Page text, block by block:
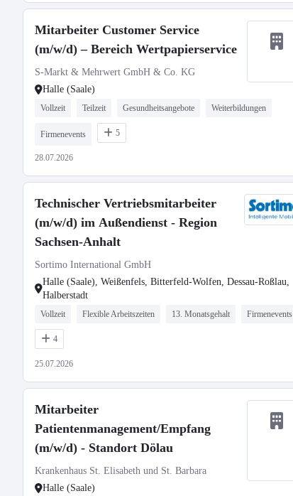
Mitarbeiter Customer Service
(m/w/d) – Bereich Wertpapierservice
S-Markt & Mehrwert GmbH & Co. KG
Halle (Saale)
Vollzeit Teilzeit Gesundheitsangebote Weiterbildungen
Firmenevents 5
28.07.2026
Technischer Vertriebsmitarbeiter
(m/w/d) im Außendienst - Region
Sachsen-Anhalt
Sortimo International GmbH
Halle (Saale), Weißenfels, Bitterfeld-Wolfen, Dessau-Roßlau,
Halberstadt
Vollzeit Flexible Arbeitszeiten 13. Monatsgehalt Firmenevents
4
25.07.2026
Mitarbeiter
Patientenmanagement/Empfang
(m/w/d) - Standort Dölau
Krankenhaus St. Elisabeth und St. Barbara
Halle (Saale)